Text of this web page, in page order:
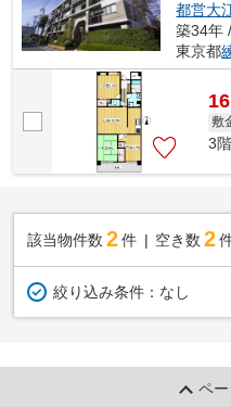
都営大
築34年
東京都
敷
3
該当物件数 2件 空き数 2
絞り込み条件： なし
ペ